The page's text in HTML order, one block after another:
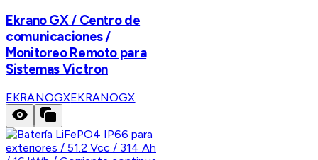
Ekrano GX / Centro de
comunicaciones /
Monitoreo Remoto para
Sistemas Victron
EKRANOGXEKRANOGX